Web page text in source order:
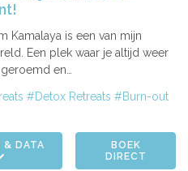
Kamalaya is een van mijn
Een plek waar je altijd weer
en…
Detox Retreats
Burn-out
& DATA
BOEK
DIRECT